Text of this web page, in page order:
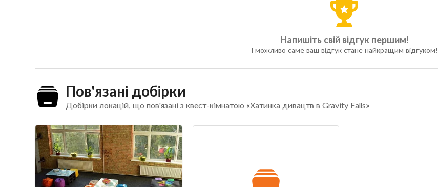
Напишіть свій відгук першим!
І можливо саме ваш відгук стане найкращим відгуком!
Пов'язані добірки
Добірки локацій, що пов'язані з квест-кімнатою «Хатинка дивацтв в Gravity Falls»